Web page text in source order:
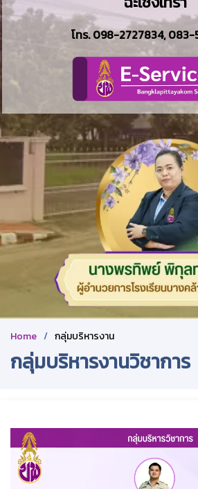
โทร.098-2727834,083-
Home กลุ่มบริหารงาน
กลุ่มบริหารงานวิชาการ